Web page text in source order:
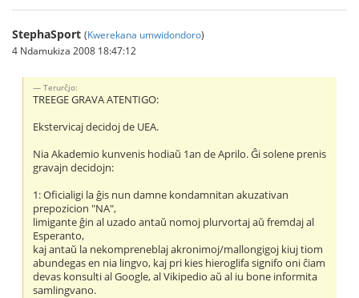
StephaSport (Kwerekana umwidondoro)
4 Ndamukiza 2008 18:47:12
Terurĉjo:
TREEGE GRAVA ATENTIGO:
Ekstervicaj decidoj de UEA.
Nia Akademio kunvenis hodiaŭ 1an de Aprilo. Ĝi solene prenis
gravajn decidojn:
1: Oficialigi la ĝis nun damne kondamnitan akuzativan
prepozicion "NA",
limigante ĝin al uzado antaŭ nomoj plurvortaj aŭ fremdaj al
Esperanto,
kaj antaŭ la nekompreneblaj akronimoj/mallongigoj kiuj tiom
abundegas en nia lingvo, kaj pri kies hieroglifa signifo oni ĉiam
devas konsulti al Google, al Vikipedio aŭ al iu bone informita
samlingvano.